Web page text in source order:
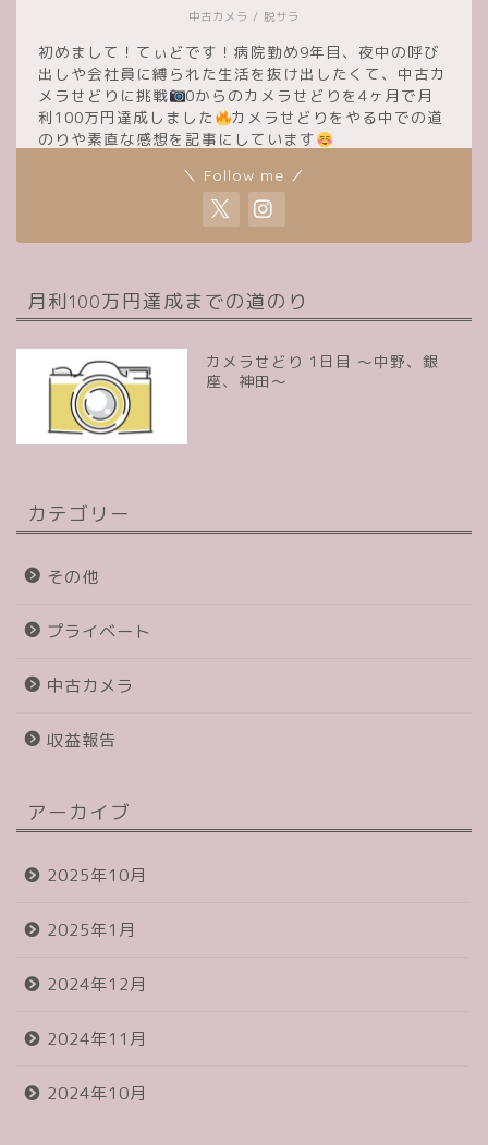
中古カメラ / 脱サラ
初めまして！てぃどです！病院勤め9年目、夜中の呼び
出しや会社員に縛られた生活を抜け出したくて、中古カ
メラせどりに挑戦
0からのカメラせどりを4ヶ月で月
利100万円達成しました
カメラせどりをやる中での道
のりや素直な感想を記事にしています
＼ Follow me ／
月利100万円達成までの道のり
カメラせどり 1日目 〜中野、銀
座、神田〜
カテゴリー
その他
プライベート
中古カメラ
収益報告
アーカイブ
2025年10月
2025年1月
2024年12月
2024年11月
2024年10月